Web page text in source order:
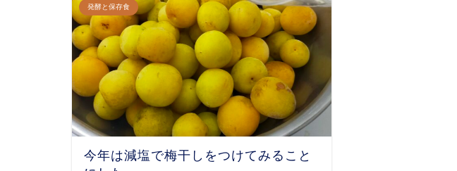
発酵と保存食
今年は減塩で梅干しをつけてみること